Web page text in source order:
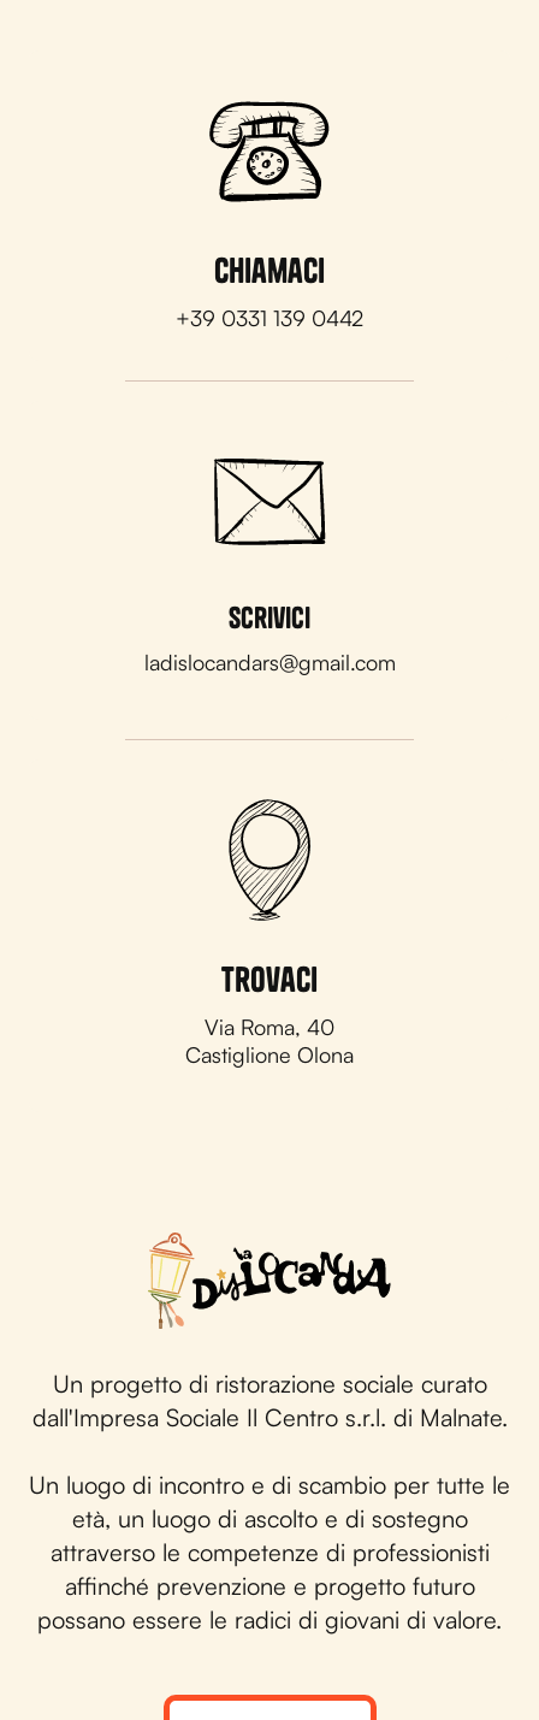
Chiamaci
+39 0331 139 0442
Scrivici
ladislocandars@gmail.com
Trovaci
Via Roma, 40
Castiglione Olona
Un progetto di ristorazione sociale curato
dall'Impresa Sociale Il Centro s.r.l. di Malnate.
Un luogo di incontro e di scambio per tutte le
età, un luogo di ascolto e di sostegno
attraverso le competenze di professionisti
affinché prevenzione e progetto futuro
possano essere le radici di giovani di valore.